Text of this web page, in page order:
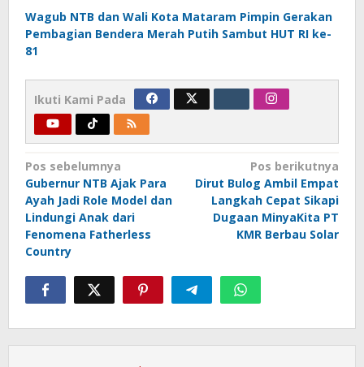
Wagub NTB dan Wali Kota Mataram Pimpin Gerakan
Pembagian Bendera Merah Putih Sambut HUT RI ke-
81
Ikuti Kami Pada
Navigasi
pos
Pos sebelumnya
Gubernur NTB Ajak Para
Ayah Jadi Role Model dan
Lindungi Anak dari
Fenomena Fatherless
Country
Pos berikutnya
Dirut Bulog Ambil Empat
Langkah Cepat Sikapi
Dugaan MinyaKita PT
KMR Berbau Solar